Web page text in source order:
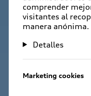
comprender
visitantes al
manera anónima.
Detalles
Marketing cookies